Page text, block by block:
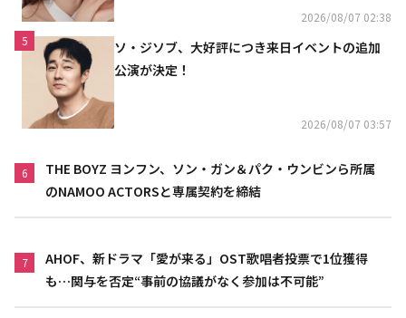
2026/08/07 02:38
5
ソ・ジソブ、大好評につき来日イベントの追加
公演が決定！
2026/08/07 03:57
6
THE BOYZ ヨンフン、ソン・ガン＆パク・ウンビンら所属
のNAMOO ACTORSと専属契約を締結
7
AHOF、新ドラマ「愛が来る」OST歌唱者投票で1位獲得
も…関与を否定“事前の協議がなく参加は不可能”